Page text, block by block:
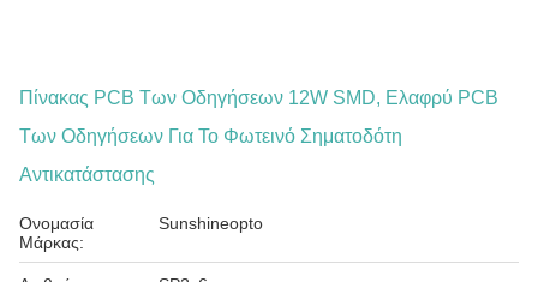
Πίνακας PCB Των Οδηγήσεων 12W SMD, Ελαφρύ PCB
Των Οδηγήσεων Για Το Φωτεινό Σηματοδότη
Αντικατάστασης
Ονομασία
Μάρκας:
Sunshineopto